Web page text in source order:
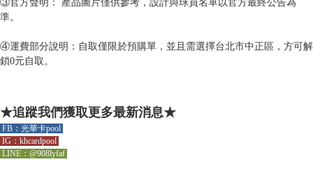
③官方聲明： 產品圖片僅供參考，設計與球員名單以官方最終公告為
準。
④運費部分說明：自取僅限於預購單，並且需選擇台北市中正區，方可解
鎖0元自取。
★追蹤我們獲取更多最新消息★
FB：光華卡pool
IG：khcardpool
LINE：@908lyfaf